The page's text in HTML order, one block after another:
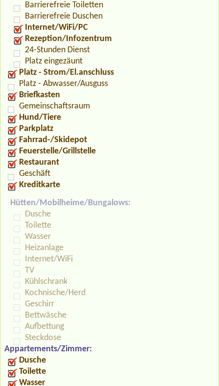
Barrierefreie Toiletten
Barrierefreie Duschen
Internet/WiFi/PC
Rezeption/Infozentrum
24-Stunden Dienst
Platz eingezäunt
Platz - Strom/El.anschluss
Platz - Abwasser/Ausguss
Briefkasten
Gemeinschaftsraum
Hund/Tiere
Parkplatz
Fahrrad-/Skidepot
Feuerstelle/Grillstelle
Restaurant
Geschäft
Kreditkarte
Hütten/Mobilheime/Bungalows:
Dusche
Toilette
Wasser
Heizanlage
Internet/WiFi
TV
Kühlschrank
Kochnische/Herd
Geschirr
Bettwäsche
Aufbettung
Steckdose
Appartements/Zimmer:
Dusche
Toilette
Wasser